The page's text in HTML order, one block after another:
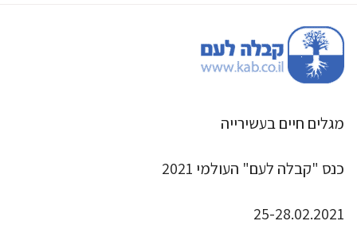
מגלים חיים בעשירייה
כנס "קבלה לעם" העולמי 2021
25-28.02.2021